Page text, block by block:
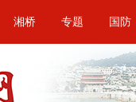
湘桥 专题 国防